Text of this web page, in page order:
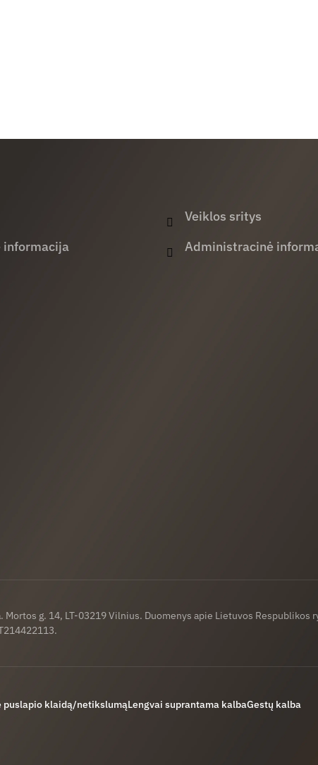
informacija
Veiklos sritys
Administracinė
g. 14, LT-03219 Vilnius. Duomenys apie Lietuvos
puslapio klaidą/netikslumąLengvai suprantama kalbaGestų kalba